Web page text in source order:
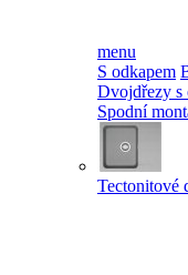
menu
S odkapem
Dvojdřezy s
Spodní
Tectonitové